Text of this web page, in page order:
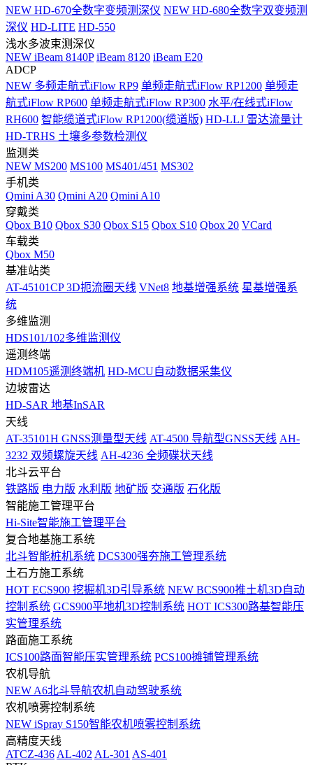
NEW HD-670全数字变频测深仪 NEW HD-680全数字双变频测
深仪 HD-LITE HD-550
浅水多波束测深仪
NEW iBeam 8140P iBeam 8120 iBeam E20
ADCP
NEW 多频走航式iFlow RP9 单频走航式iFlow RP1200 单频走
航式iFlow RP600 单频走航式iFlow RP300 水平/在线式iFlow
RH600 智能缆道式iFlow RP1200(缆道版) HD-LLJ 雷达流量计
HD-TRHS 土壤多参数检测仪
监测类
NEW MS200 MS100 MS401/451 MS302
手机类
Qmini A30 Qmini A20 Qmini A10
穿戴类
Qbox B10 Qbox S30 Qbox S15 Qbox S10 Qbox 20 VCard
车载类
Qbox M50
基准站类
AT-45101CP 3D扼流圈天线 VNet8 地基增强系统 星基增强系
统
多维监测
HDS101/102多维监测仪
遥测终端
HDM105遥测终端机 HD-MCU自动数据采集仪
边坡雷达
HD-SAR 地基InSAR
天线
AT-35101H GNSS测量型天线 AT-4500 导航型GNSS天线 AH-
3232 双频螺旋天线 AH-4236 全频碟状天线
北斗云平台
铁路版 电力版 水利版 地矿版 交通版 石化版
智能施工管理平台
Hi-Site智能施工管理平台
复合地基施工系统
北斗智能桩机系统 DCS300强夯施工管理系统
土石方施工系统
HOT ECS900 挖掘机3D引导系统 NEW BCS900推土机3D自动
控制系统 GCS900平地机3D控制系统 HOT ICS300路基智能压
实管理系统
路面施工系统
ICS100路面智能压实管理系统 PCS100摊铺管理系统
农机导航
NEW A6北斗导航农机自动驾驶系统
农机喷雾控制系统
NEW iSpray S150智能农机喷雾控制系统
高精度天线
ATCZ-436 AL-402 AL-301 AS-401